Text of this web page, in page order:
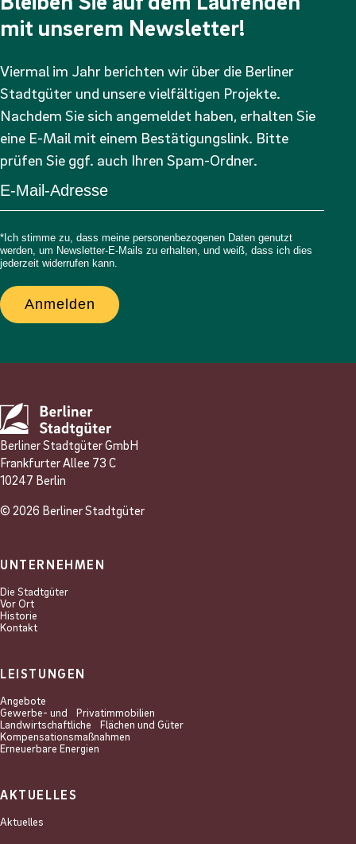
mit unserem Newsletter!
Viermal im Jahr berichten wir über die Berliner
Stadtgüter und unsere vielfältigen Projekte.
Nachdem Sie sich angemeldet haben, erhalten Sie
eine E-Mail mit einem Bestätigungslink. Bitte
prüfen Sie ggf. auch Ihren Spam-Ordner.
*Ich stimme zu, dass meine personenbezogenen Daten genutzt
werden, um Newsletter-E-Mails zu erhalten, und weiß, dass ich dies
jederzeit widerrufen kann.
Anmelden
Berliner Stadtgüter GmbH
Frankfurter Allee 73 C
10247 Berlin
© 2026 Berliner Stadtgüter
UNTERNEHMEN
Die Stadtgüter
Vor Ort
Historie
Kontakt
LEISTUNGEN
Angebote
Gewerbe- und Privat­immobilien
Landwirtschaftliche Flächen und Güter
Kompensations­maßnahmen
Erneuerbare Energien
AKTUELLES
Aktuelles